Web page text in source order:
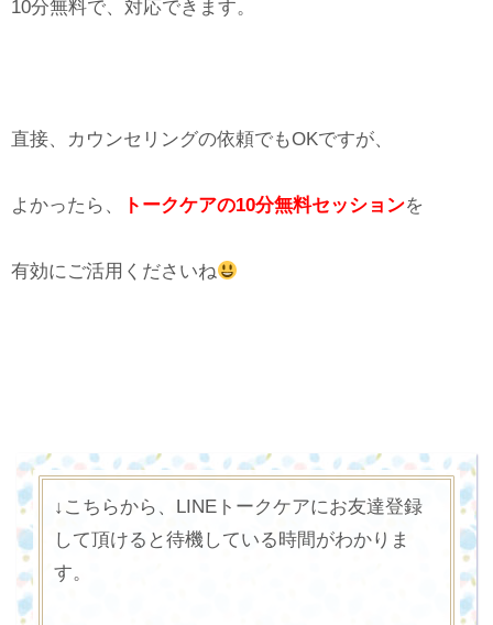
10分無料で、対応できます。
直接、カウンセリングの依頼でもOKですが、
よかったら、 トークケアの10分無料セッションを
有効にご活用くださいね
↓こちらから、LINEトークケアにお友達登録
して頂けると待機している時間がわかりま
す。